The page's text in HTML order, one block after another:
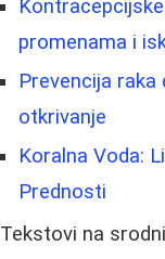
promenama i
Prevencija
otkrivanje
Koralna Voda:
Prednosti
Tekstovi na